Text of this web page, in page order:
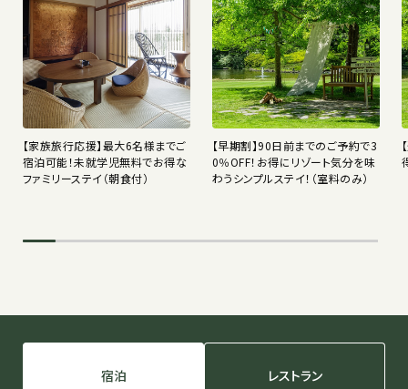
【家族旅行応援】最大6名様までご
宿泊可能！未就学児無料でお得な
ファミリーステイ（朝食付）
【早期割】90日前までのご予約で3
0％OFF！お得にリゾート気分を味
わうシンプルステイ！（室料のみ）
宿泊 レストラン